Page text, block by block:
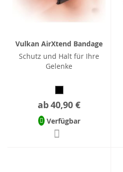
Vulkan AirXtend Bandage
Schutz und Halt für Ihre
Gelenke
ab40,90 €
Verfügbar